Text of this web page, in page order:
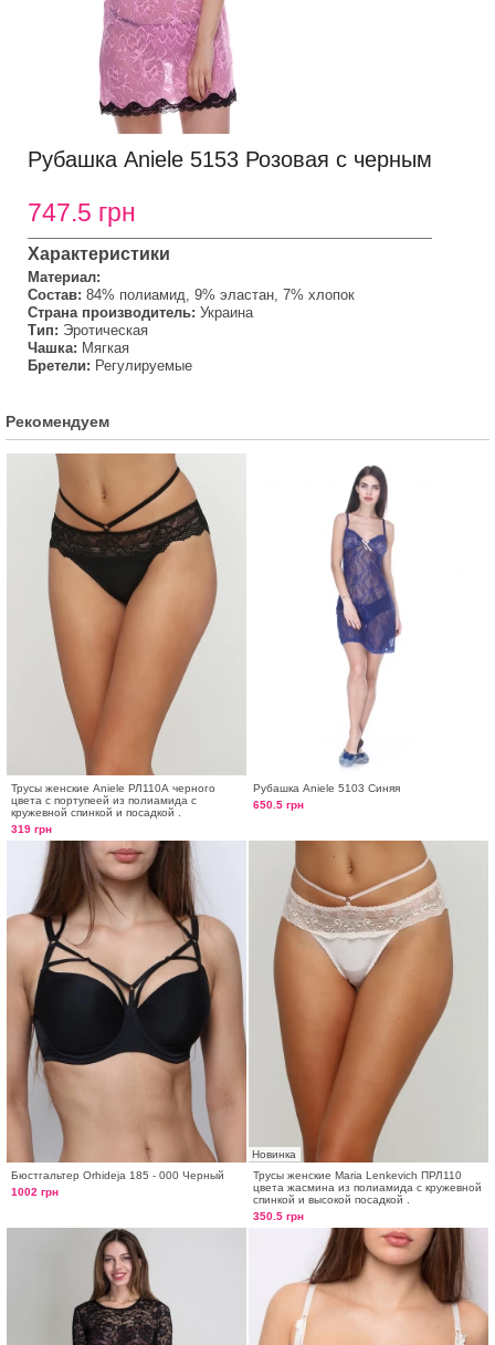
Рубашка Aniele 5153 Розовая с черным
747.5 грн
Характеристики
Материал:
Состав: 84% полиамид, 9% эластан, 7% хлопок
Страна производитель: Украина
Тип: Эротическая
Чашка: Мягкая
Бретели: Регулируемые
Рекомендуем
Трусы женские Aniele РЛ110А черного
цвета с портупеей из полиамида с
кружевной спинкой и посадкой .
319 грн
Рубашка Aniele 5103 Cиняя
650.5 грн
Бюстгальтер Orhideja 185 - 000 Черный
1002 грн
Новинка
Трусы женские Maria Lenkevich ПРЛ110
цвета жасмина из полиамида с кружевной
спинкой и высокой посадкой .
350.5 грн